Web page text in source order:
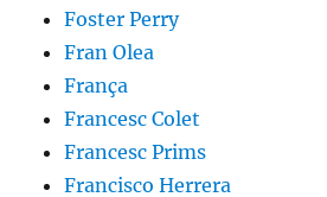
Foster Perry
Fran Olea
França
Francesc Colet
Francesc Prims
Francisco Herrera